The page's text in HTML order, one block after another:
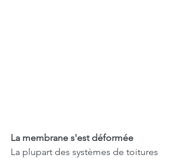
La membrane s'est déformée
La plupart des systèmes de toitures